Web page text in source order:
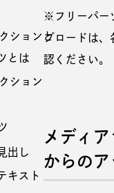
ションと
とは
ション
出し
キスト
※フリーパー
プロードは、
認ください。
メディア
からのア